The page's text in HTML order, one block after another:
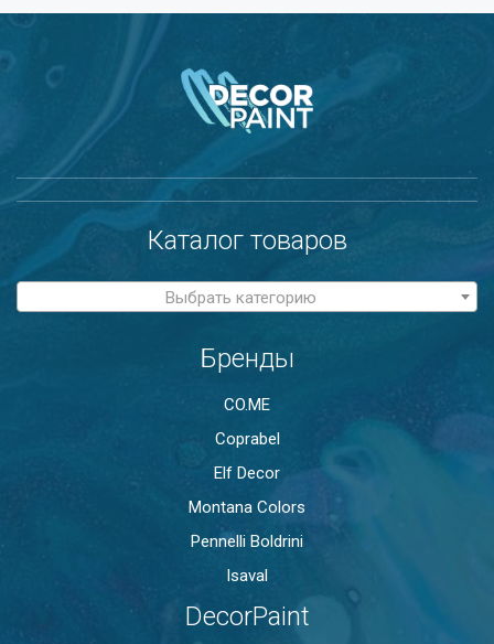
Каталог товаров
Выбрать категорию
Бренды
CO.ME
Coprabel
Elf Decor
Montana Colors
Pennelli Boldrini
Isaval
DecorPaint